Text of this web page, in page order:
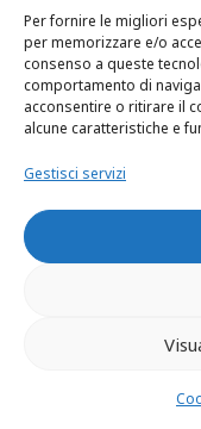
Per fornire le migliori
per memorizzare e/o
consenso a queste
comportamento di
acconsentire o ritirare il
alcune caratteristiche e
Gestisci servizi
contrario,
terzo
di
sanzione
nei casi in
emerge la
di
osservato